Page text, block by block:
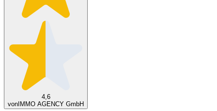
4,6
von IMMO AGENCY GmbH